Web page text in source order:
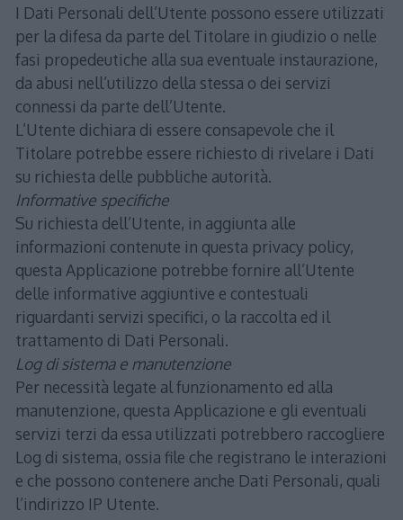
I Dati Personali dell’Utente possono essere utilizzati
per la difesa da parte del Titolare in giudizio o nelle
fasi propedeutiche alla sua eventuale instaurazione,
da abusi nell’utilizzo della stessa o dei servizi
connessi da parte dell’Utente.
L’Utente dichiara di essere consapevole che il
Titolare potrebbe essere richiesto di rivelare i Dati
su richiesta delle pubbliche autorità.
Informative specifiche
Su richiesta dell’Utente, in aggiunta alle
informazioni contenute in questa privacy policy,
questa Applicazione potrebbe fornire all’Utente
delle informative aggiuntive e contestuali
riguardanti servizi specifici, o la raccolta ed il
trattamento di Dati Personali.
Log di sistema e manutenzione
Per necessità legate al funzionamento ed alla
manutenzione, questa Applicazione e gli eventuali
servizi terzi da essa utilizzati potrebbero raccogliere
Log di sistema, ossia file che registrano le interazioni
e che possono contenere anche Dati Personali, quali
l’indirizzo IP Utente.